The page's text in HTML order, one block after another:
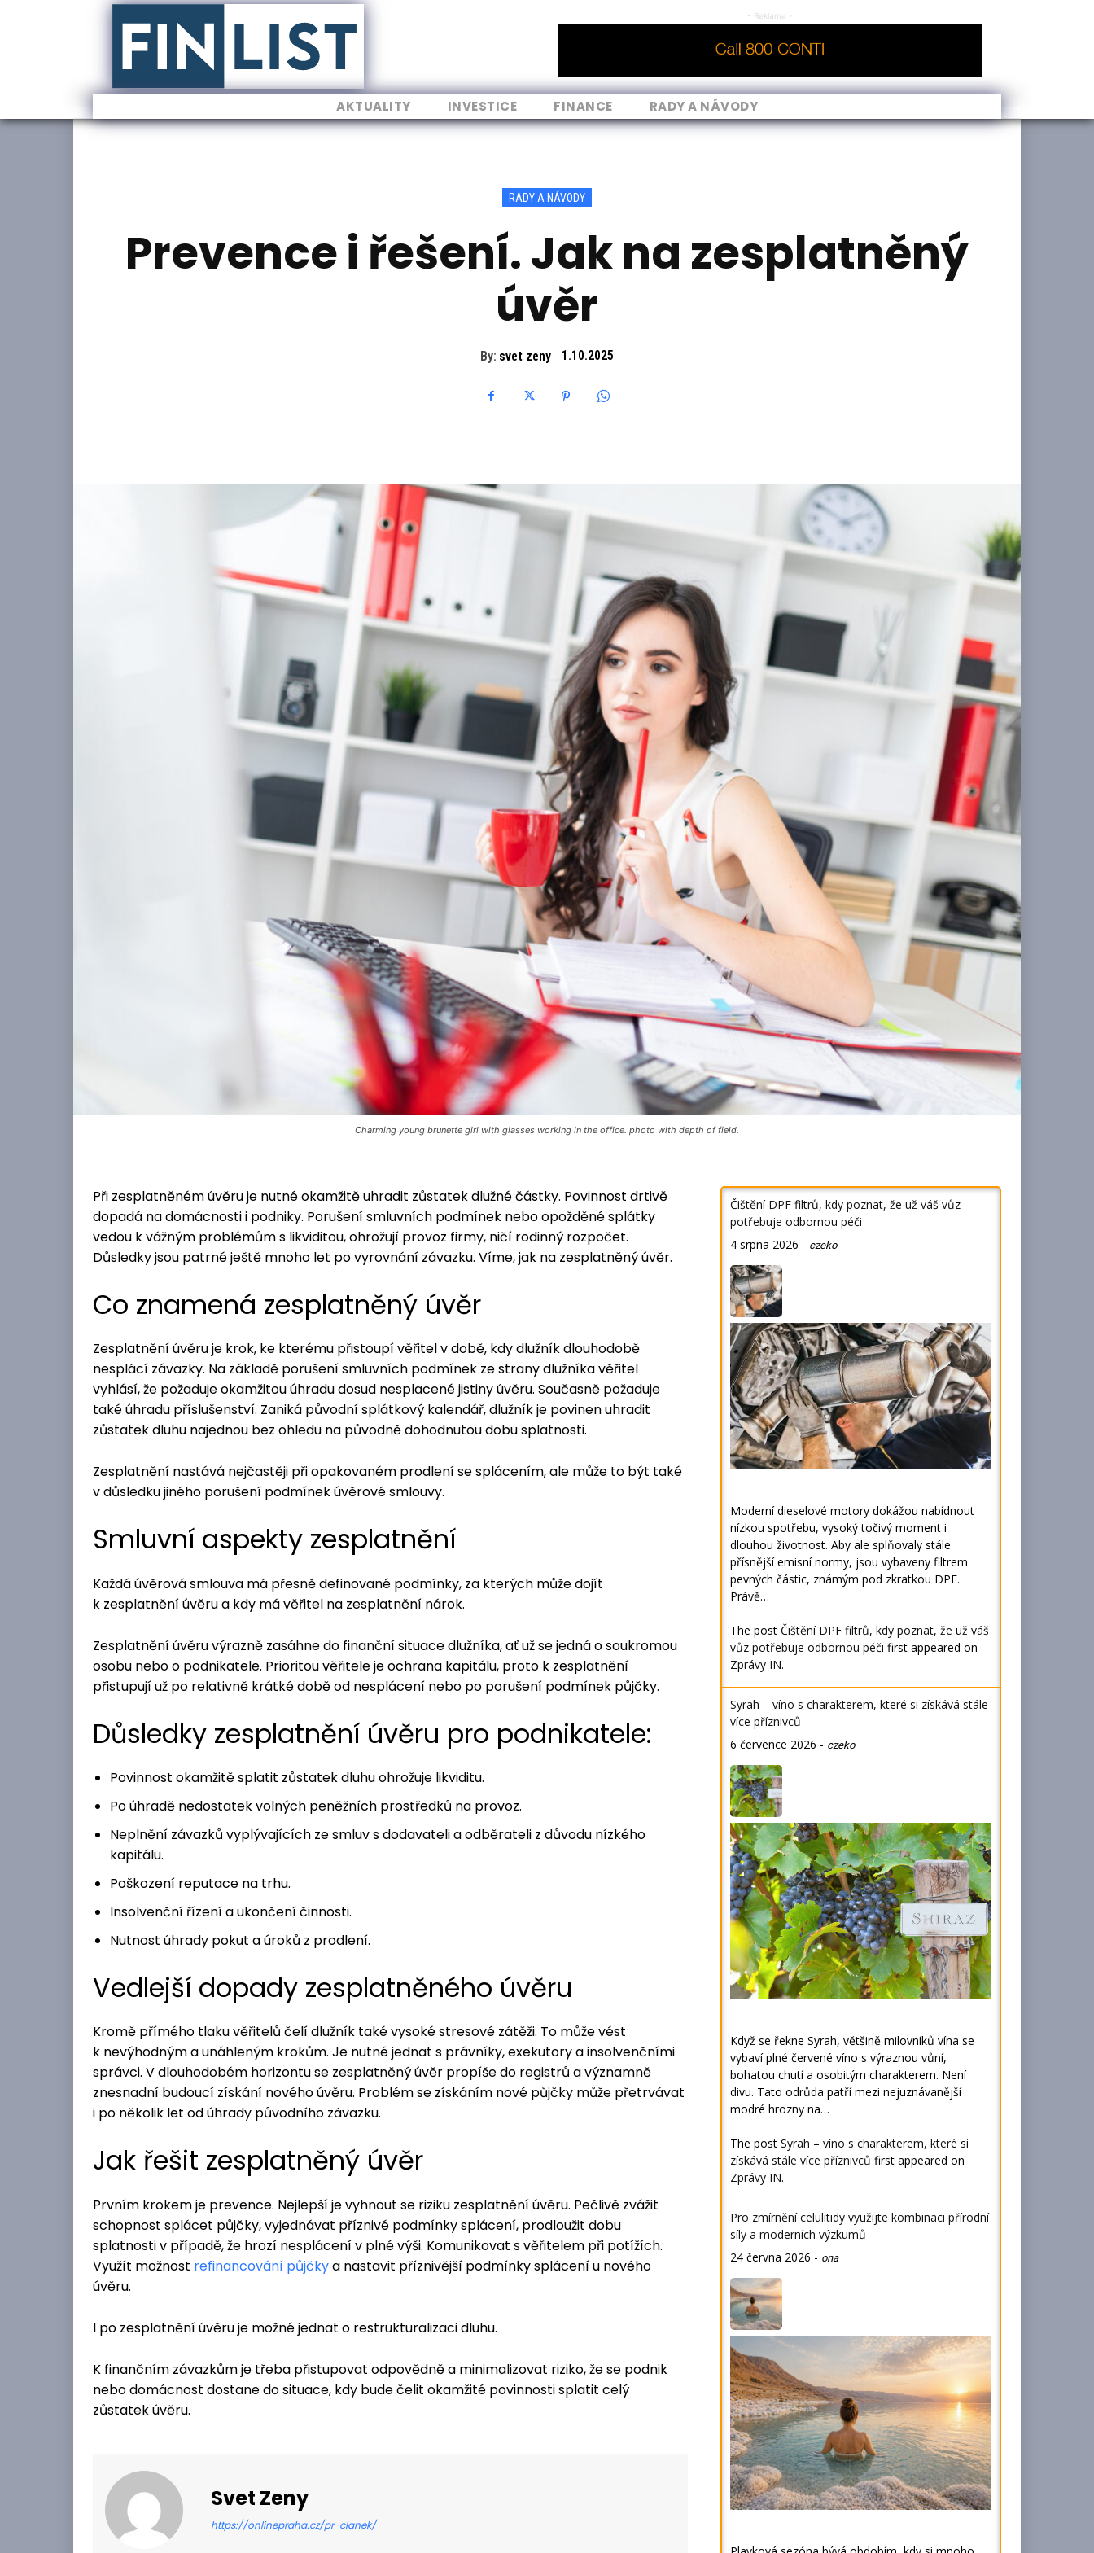
- Reklama -
AKTUALITY INVESTICE FINANCE RADY A NÁVODY
RADY A NÁVODY
Prevence i řešení. Jak na zesplatněný
úvěr
By: svet zeny 1.10.2025
Charming young brunette girl with glasses working in the office. photo with depth of field.
Při zesplatněném úvěru je nutné okamžitě uhradit zůstatek dlužné částky. Povinnost drtivě
dopadá na domácnosti i podniky. Porušení smluvních podmínek nebo opožděné splátky
vedou k vážným problémům s likviditou, ohrožují provoz firmy, ničí rodinný rozpočet.
Důsledky jsou patrné ještě mnoho let po vyrovnání závazku. Víme, jak na zesplatněný úvěr.
Co znamená zesplatněný úvěr
Zesplatnění úvěru je krok, ke kterému přistoupí věřitel v době, kdy dlužník dlouhodobě
nesplácí závazky. Na základě porušení smluvních podmínek ze strany dlužníka věřitel
vyhlásí, že požaduje okamžitou úhradu dosud nesplacené jistiny úvěru. Současně požaduje
také úhradu příslušenství. Zaniká původní splátkový kalendář, dlužník je povinen uhradit
zůstatek dluhu najednou bez ohledu na původně dohodnutou dobu splatnosti.
Zesplatnění nastává nejčastěji při opakovaném prodlení se splácením, ale může to být také
v důsledku jiného porušení podmínek úvěrové smlouvy.
Smluvní aspekty zesplatnění
Každá úvěrová smlouva má přesně definované podmínky, za kterých může dojít
k zesplatnění úvěru a kdy má věřitel na zesplatnění nárok.
Zesplatnění úvěru výrazně zasáhne do finanční situace dlužníka, ať už se jedná o soukromou
osobu nebo o podnikatele. Prioritou věřitele je ochrana kapitálu, proto k zesplatnění
přistupují už po relativně krátké době od nesplácení nebo po porušení podmínek půjčky.
Důsledky zesplatnění úvěru pro podnikatele:
Povinnost okamžitě splatit zůstatek dluhu ohrožuje likviditu.
Po úhradě nedostatek volných peněžních prostředků na provoz.
Neplnění závazků vyplývajících ze smluv s dodavateli a odběrateli z důvodu nízkého
kapitálu.
Poškození reputace na trhu.
Insolvenční řízení a ukončení činnosti.
Nutnost úhrady pokut a úroků z prodlení.
Vedlejší dopady zesplatněného úvěru
Kromě přímého tlaku věřitelů čelí dlužník také vysoké stresové zátěži. To může vést
k nevýhodným a unáhleným krokům. Je nutné jednat s právníky, exekutory a insolvenčními
správci. V dlouhodobém horizontu se zesplatněný úvěr propíše do registrů a významně
znesnadní budoucí získání nového úvěru. Problém se získáním nové půjčky může přetrvávat
i po několik let od úhrady původního závazku.
Jak řešit zesplatněný úvěr
Prvním krokem je prevence. Nejlepší je vyhnout se riziku zesplatnění úvěru. Pečlivě zvážit
schopnost splácet půjčky, vyjednávat příznivé podmínky splácení, prodloužit dobu
splatnosti v případě, že hrozí nesplácení v plné výši. Komunikovat s věřitelem při potížích.
Využít možnost refinancování půjčkya nastavit příznivější podmínky splácení u nového
úvěru.
I po zesplatnění úvěru je možné jednat o restrukturalizaci dluhu.
K finančním závazkům je třeba přistupovat odpovědně a minimalizovat riziko, že se podnik
nebo domácnost dostane do situace, kdy bude čelit okamžité povinnosti splatit celý
zůstatek úvěru.
Svet Zeny
https://onlinepraha.cz/pr-clanek/
Čištění DPF filtrů, kdy poznat, že už váš vůz
potřebuje odbornou péči
4 srpna 2026 - czeko
Moderní dieselové motory dokážou nabídnout
nízkou spotřebu, vysoký točivý moment i
dlouhou životnost. Aby ale splňovaly stále
přísnější emisní normy, jsou vybaveny filtrem
pevných částic, známým pod zkratkou DPF.
Právě…
The post Čištění DPF filtrů, kdy poznat, že už váš
vůz potřebuje odbornou péči first appeared on
Zprávy IN.
Syrah – víno s charakterem, které si získává stále
více příznivců
6 července 2026 - czeko
Když se řekne Syrah, většině milovníků vína se
vybaví plné červené víno s výraznou vůní,
bohatou chutí a osobitým charakterem. Není
divu. Tato odrůda patří mezi nejuznávanější
modré hrozny na…
The post Syrah – víno s charakterem, které si
získává stále více příznivců first appeared on
Zprávy IN.
Pro zmírnění celulitidy využijte kombinaci přírodní
síly a moderních výzkumů
24 června 2026 - ona